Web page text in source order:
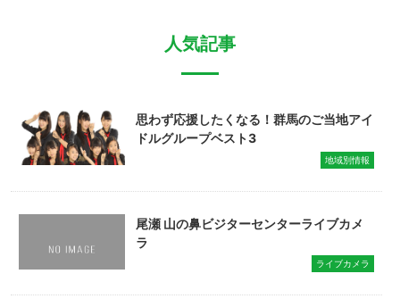
人気記事
思わず応援したくなる！群馬のご当地アイ
ドルグループベスト3
地域別情報
尾瀬 山の鼻ビジターセンターライブカメ
ラ
ライブカメラ